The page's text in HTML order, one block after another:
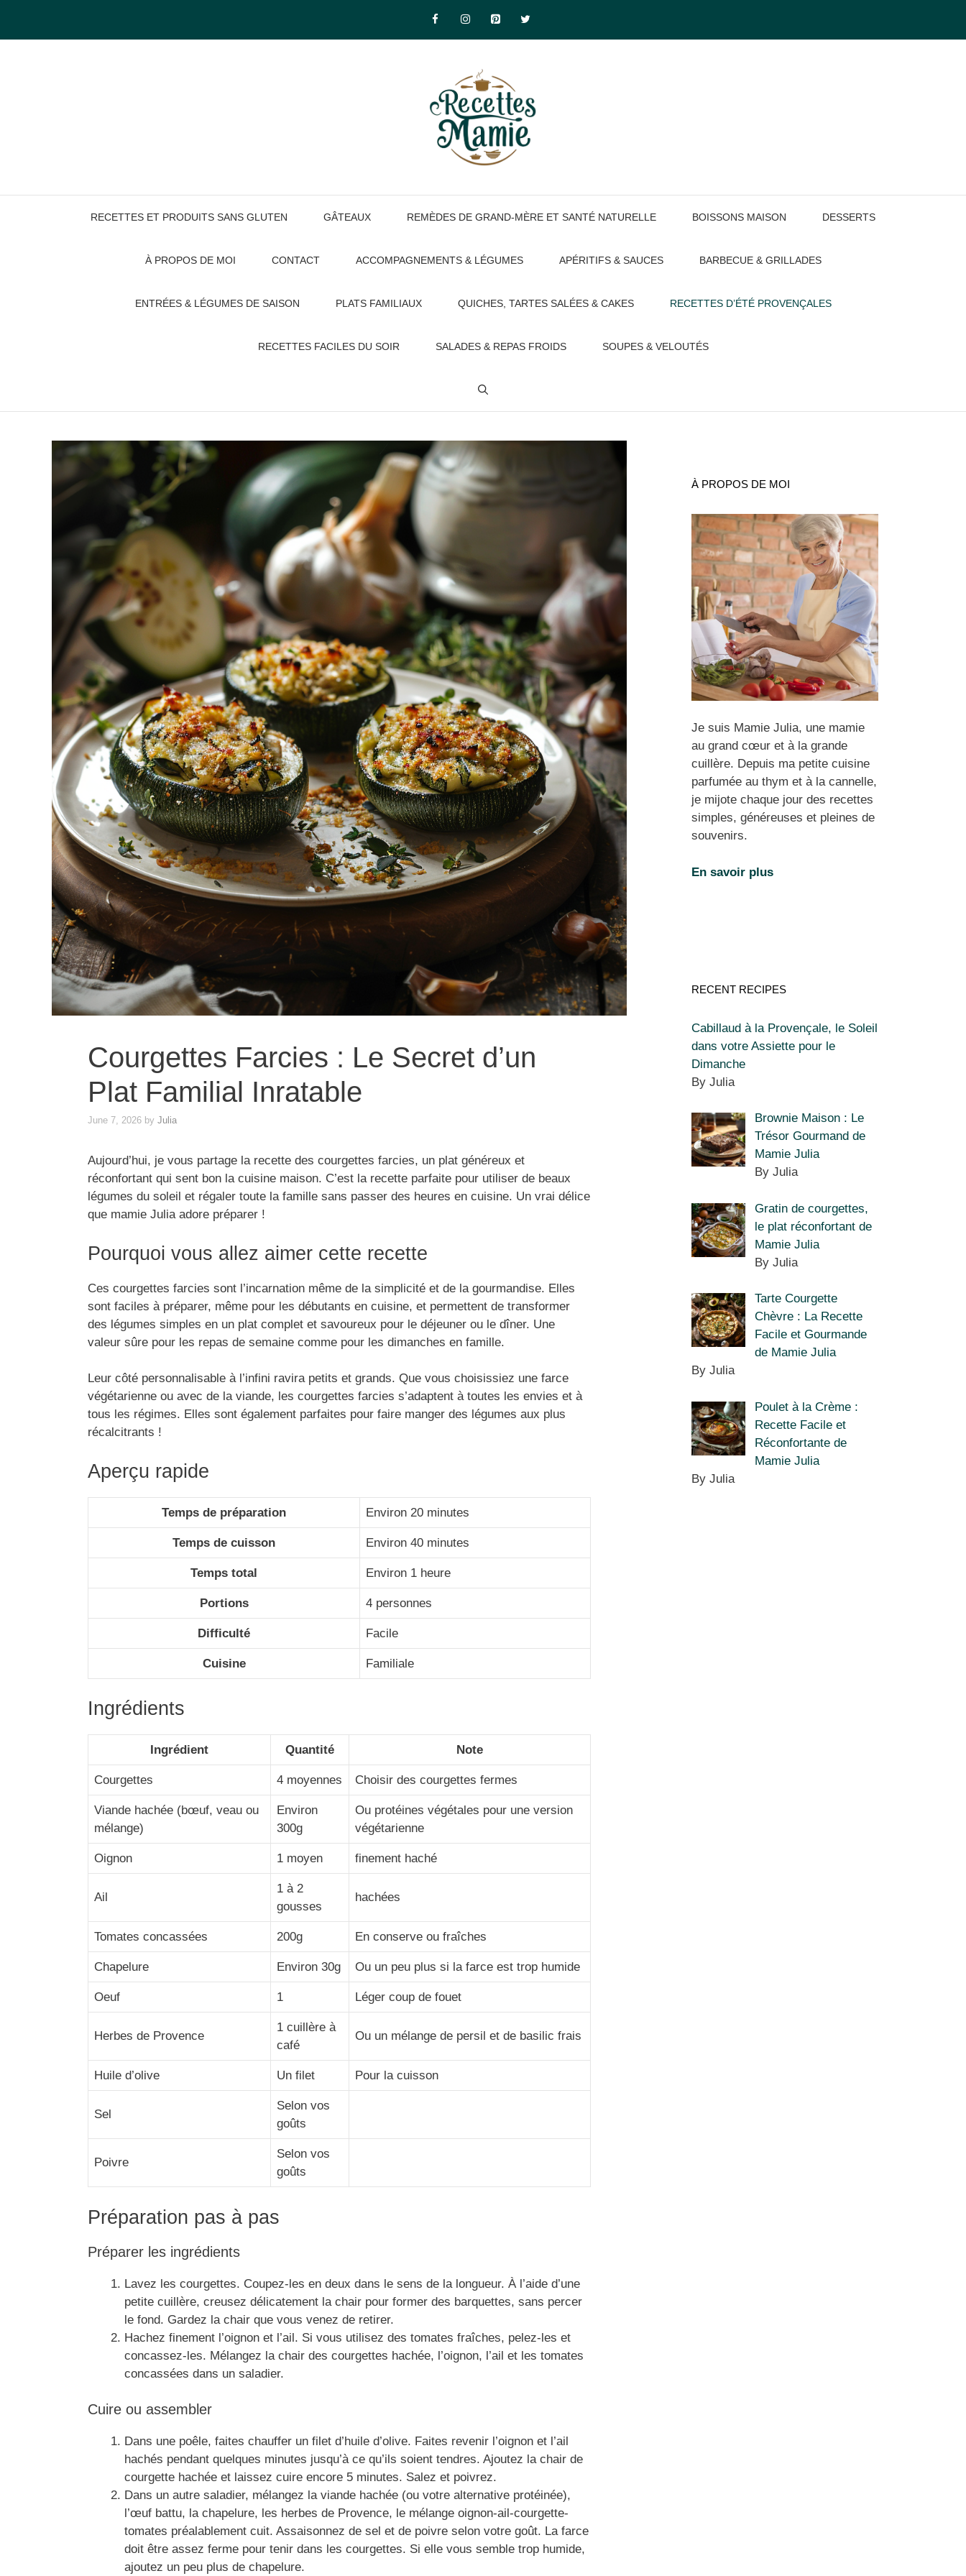
content
RECETTES ET PRODUITS SANS GLUTEN GÂTEAUX REMÈDES DE GRAND-MÈRE ET SANTÉ NATURELLE BOISSONS MAISON DESSERTS
À PROPOS DE MOI CONTACT ACCOMPAGNEMENTS & LÉGUMES APÉRITIFS & SAUCES BARBECUE & GRILLADES
ENTRÉES & LÉGUMES DE SAISON PLATS FAMILIAUX QUICHES, TARTES SALÉES & CAKES RECETTES D’ÉTÉ PROVENÇALES
RECETTES FACILES DU SOIR SALADES & REPAS FROIDS SOUPES & VELOUTÉS
Courgettes Farcies : Le Secret d’un
Plat Familial Inratable
June 7, 2026 by Julia
Aujourd’hui, je vous partage la recette des courgettes farcies, un plat généreux et
réconfortant qui sent bon la cuisine maison. C’est la recette parfaite pour utiliser de beaux
légumes du soleil et régaler toute la famille sans passer des heures en cuisine. Un vrai délice
que mamie Julia adore préparer !
Pourquoi vous allez aimer cette recette
Ces courgettes farcies sont l’incarnation même de la simplicité et de la gourmandise. Elles
sont faciles à préparer, même pour les débutants en cuisine, et permettent de transformer
des légumes simples en un plat complet et savoureux pour le déjeuner ou le dîner. Une
valeur sûre pour les repas de semaine comme pour les dimanches en famille.
Leur côté personnalisable à l’infini ravira petits et grands. Que vous choisissiez une farce
végétarienne ou avec de la viande, les courgettes farcies s’adaptent à toutes les envies et à
tous les régimes. Elles sont également parfaites pour faire manger des légumes aux plus
récalcitrants !
Aperçu rapide
Temps de préparation Environ 20 minutes
Temps de cuisson Environ 40 minutes
Temps total Environ 1 heure
Portions 4 personnes
Difficulté Facile
Cuisine Familiale
Ingrédients
Ingrédient Quantité Note
Courgettes 4 moyennes Choisir des courgettes fermes
Viande hachée (bœuf, veau ou
mélange)
Environ
300g
Ou protéines végétales pour une version
végétarienne
Oignon 1 moyen finement haché
Ail
1 à 2
gousses
hachées
Tomates concassées 200g En conserve ou fraîches
Chapelure Environ 30g Ou un peu plus si la farce est trop humide
Oeuf 1 Léger coup de fouet
Herbes de Provence
1 cuillère à
café
Ou un mélange de persil et de basilic frais
Huile d’olive Un filet Pour la cuisson
Sel
Selon vos
goûts
Poivre
Selon vos
goûts
Préparation pas à pas
Préparer les ingrédients
Lavez les courgettes. Coupez-les en deux dans le sens de la longueur. À l’aide d’une
petite cuillère, creusez délicatement la chair pour former des barquettes, sans percer
le fond. Gardez la chair que vous venez de retirer.
Hachez finement l’oignon et l’ail. Si vous utilisez des tomates fraîches, pelez-les et
concassez-les. Mélangez la chair des courgettes hachée, l’oignon, l’ail et les tomates
concassées dans un saladier.
Cuire ou assembler
Dans une poêle, faites chauffer un filet d’huile d’olive. Faites revenir l’oignon et l’ail
hachés pendant quelques minutes jusqu’à ce qu’ils soient tendres. Ajoutez la chair de
courgette hachée et laissez cuire encore 5 minutes. Salez et poivrez.
Dans un autre saladier, mélangez la viande hachée (ou votre alternative protéinée),
l’œuf battu, la chapelure, les herbes de Provence, le mélange oignon-ail-courgette-
tomates préalablement cuit. Assaisonnez de sel et de poivre selon votre goût. La farce
doit être assez ferme pour tenir dans les courgettes. Si elle vous semble trop humide,
ajoutez un peu plus de chapelure.
À PROPOS DE MOI
Je suis Mamie Julia, une mamie
au grand cœur et à la grande
cuillère. Depuis ma petite cuisine
parfumée au thym et à la cannelle,
je mijote chaque jour des recettes
simples, généreuses et pleines de
souvenirs.
En savoir plus
RECENT RECIPES
Cabillaud à la Provençale, le Soleil
dans votre Assiette pour le
Dimanche
By Julia
Brownie Maison : Le
Trésor Gourmand de
Mamie Julia
By Julia
Gratin de courgettes,
le plat réconfortant de
Mamie Julia
By Julia
Tarte Courgette
Chèvre : La Recette
Facile et Gourmande
de Mamie Julia
By Julia
Poulet à la Crème :
Recette Facile et
Réconfortante de
Mamie Julia
By Julia